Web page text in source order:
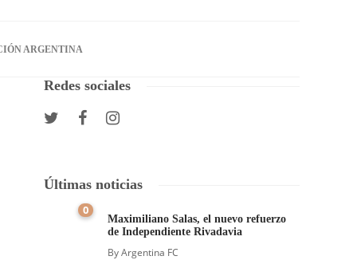
ARGENTINA
Redes sociales
Últimas noticias
0
Maximiliano Salas, el nuevo refuerzo
de Independiente Rivadavia
ByArgentina FC